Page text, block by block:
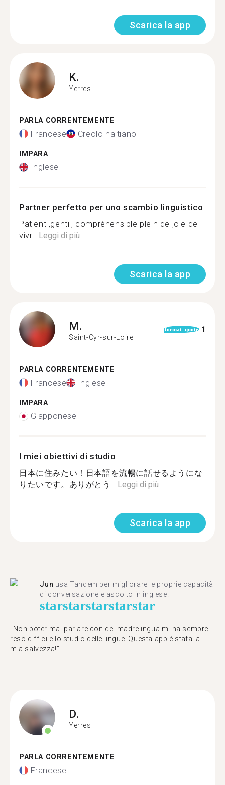
Scarica la app
K.
Yerres
PARLA CORRENTEMENTE
Francese Creolo haitiano
IMPARA
Inglese
Partner perfetto per uno scambio linguistico
Patient ,gentil, compréhensible plein de joie de
vivr...Leggi di più
Scarica la app
M.
Saint-Cyr-sur-Loire
format_quote 1
PARLA CORRENTEMENTE
Francese Inglese
IMPARA
Giapponese
I miei obiettivi di studio
日本に住みたい！日本語を流暢に話せるようにな
りたいです。ありがとう...Leggi di più
Scarica la app
Jun usa Tandem per migliorare le proprie capacità
di conversazione e ascolto in inglese.
starstarstarstarstar
"Non poter mai parlare con dei madrelingua mi ha sempre
reso difficile lo studio delle lingue. Questa app è stata la
mia salvezza!"
D.
Yerres
PARLA CORRENTEMENTE
Francese